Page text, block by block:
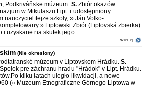
; Podkriváňske múzeum. S. Zbiór okazów
w Mikułaszu Lipt. i udostępniony
nauczyciel tejże szkoły, » Ján Volko-
» Liptowski Zbiór (Liptovská zbierka)
i uzyskane na skutek jego...
więcej
(Nie okreslony)
múzeum v Liptovskom Hrádku. S.
pre záchranu hradu "Hrádok" v Lipt. Hrádku.
kilku latach uległo likwidacji, a nowe
(» Muzeum Etnograficzne Górnego Liptowa w